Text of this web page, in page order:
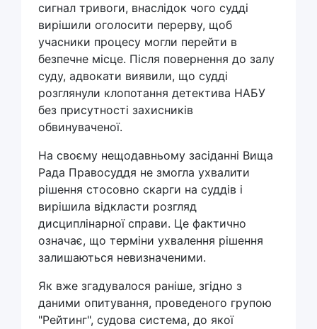
сигнал тривоги, внаслідок чого судді
вирішили оголосити перерву, щоб
учасники процесу могли перейти в
безпечне місце. Після повернення до залу
суду, адвокати виявили, що судді
розглянули клопотання детектива НАБУ
без присутності захисників
обвинуваченої.
На своєму нещодавньому засіданні Вища
Рада Правосуддя не змогла ухвалити
рішення стосовно скарги на суддів і
вирішила відкласти розгляд
дисциплінарної справи. Це фактично
означає, що терміни ухвалення рішення
залишаються невизначеними.
Як вже згадувалося раніше, згідно з
даними опитування, проведеного групою
"Рейтинг", судова система, до якої